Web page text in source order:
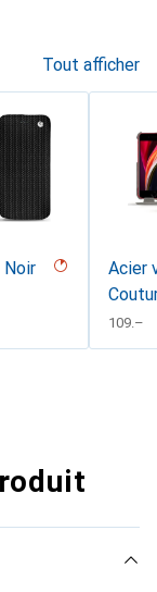
Tout afficher
Noir
Acier
CHF
109.–